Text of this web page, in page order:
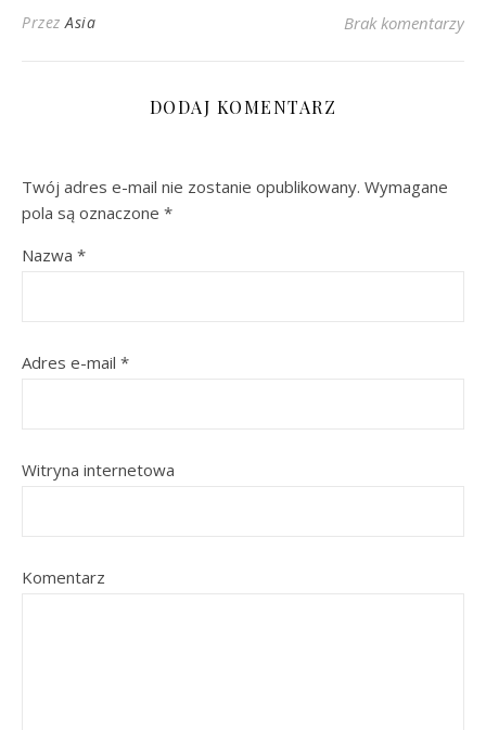
PrzezAsia Brak komentarzy
DODAJ KOMENTARZ
Twój adres e-mail nie zostanie opublikowany. Wymagane
pola są oznaczone *
Nazwa *
Adres e-mail *
Witryna internetowa
Komentarz